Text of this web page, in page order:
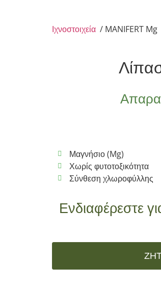
Ιχνοστοιχεία / MANIFERT Mg
Μαγνήσιο (Mg)
Χωρίς φυτοτοξικότητα
Σύνθεση χλωροφύλλης
Ενδιαφέρεστε